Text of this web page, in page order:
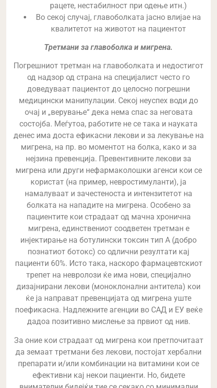
рацете, нестабилност при одење итн.)
Во секој случај, главоболката јасно влијае на
квалитетот на животот на пациентот
Третмани за главоболка и мигрена.
Погрешниот третман на главоболката и недостигот
од надзор од страна на специјалист често го
доведуваат пациентот до целосно погрешни
медицински манипулации. Секој неуспех води до
очај и „верување“ дека нема спас за неговата
состојба. Меѓутоа, работите не се така и науката
денес има доста ефикасни лекови и за лекување на
мигрена, на пр. во моментот на болка, како и за
нејзина превенција. Превентивните лекови за
мигрена или други нефармаколошки агенси кои се
користат (на пример, невростимуланти), ја
намалуваат и зачестеноста и интензитетот на
болката на нападите на мигрена. Особено за
пациентите кои страдаат од мачна хронична
мигрена, единствениот соодветен третман е
инјектирање на ботулински токсин тип А (добро
познатиот ботокс) со одлични резултати кај
пациенти 60%. Исто така, наскоро фармацевтскиот
трепет на невролози ќе има нови, специјално
дизајнирани лекови (моноклонални антитела) кои
ќе ја направат превенцијата од мигрена уште
поефикасна. Надлежните агенции во САД и ЕУ веќе
дадоа позитивно мислење за првиот од нив.
За оние кои страдаат од мигрена кои претпочитаат
да земаат третмани без лекови, постојат хербални
препарати и/или комбинации на витамини кои се
ефективни кај некои пациенти. Но, бидете